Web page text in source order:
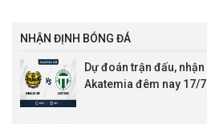
NHẬN ĐỊNH BÓNG ĐÁ
Dự đoán trận đấu,
Akatemia đêm nay 17/7